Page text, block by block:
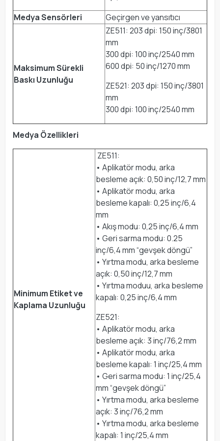
Medya Sensörleri
Geçirgen ve yansıtıcı
Maksimum Sürekli
Baskı Uzunluğu
ZE511: 203 dpi: 150 inç/3801
mm
300 dpi: 100 inç/2540 mm
600 dpi: 50 inç/1270 mm
ZE521: 203 dpi: 150 inç/3801
mm
300 dpi: 100 inç/2540 mm
Medya Özellikleri
Minimum Etiket ve
Kaplama Uzunluğu
ZE511:
• Aplikatör modu, arka
besleme açık: 0,50 inç/12,7 mm
• Aplikatör modu, arka
besleme kapalı: 0,25 inç/6,4
mm
• Akış modu: 0,25 inç/6,4 mm
• Geri sarma modu: 0.25
inç/6,4 mm “gevşek döngü”
• Yırtma modu, arka besleme
açık: 0,50 inç/12,7 mm
• Yırtma moduu, arka besleme
kapalı: 0,25 inç/6,4 mm
ZE521:
• Aplikatör modu, arka
besleme açık: 3 inç/76,2 mm
• Aplikatör modu, arka
besleme kapalı: 1 inç/25,4 mm
• Geri sarma modu: 1 inç/25,4
mm “gevşek döngü”
• Yırtma modu, arka besleme
açık: 3 inç/76,2 mm
• Yırtma modu, arka besleme
kapalı: 1 inç/25,4 mm